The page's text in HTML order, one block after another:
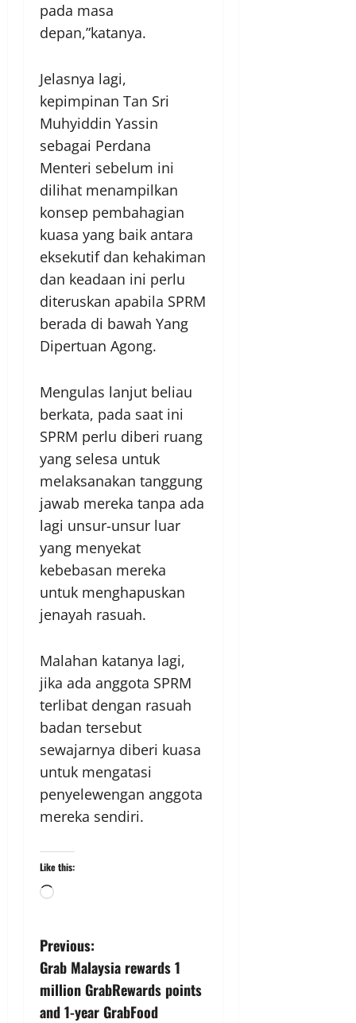
pada masa
depan,”katanya.
Jelasnya lagi,
kepimpinan Tan Sri
Muhyiddin Yassin
sebagai Perdana
Menteri sebelum ini
dilihat menampilkan
konsep pembahagian
kuasa yang baik antara
eksekutif dan kehakiman
dan keadaan ini perlu
diteruskan apabila SPRM
berada di bawah Yang
Dipertuan Agong.
Mengulas lanjut beliau
berkata, pada saat ini
SPRM perlu diberi ruang
yang selesa untuk
melaksanakan tanggung
jawab mereka tanpa ada
lagi unsur-unsur luar
yang menyekat
kebebasan mereka
untuk menghapuskan
jenayah rasuah.
Malahan katanya lagi,
jika ada anggota SPRM
terlibat dengan rasuah
badan tersebut
sewajarnya diberi kuasa
untuk mengatasi
penyelewengan anggota
mereka sendiri.
Like this:
Previous:
Grab Malaysia rewards 1
million GrabRewards points
and 1-year GrabFood